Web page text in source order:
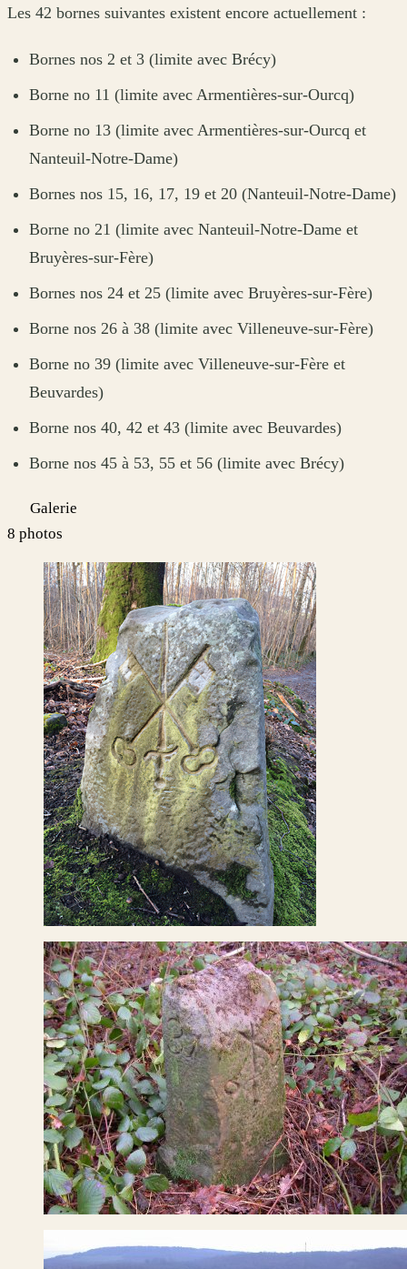
Les 42 bornes suivantes existent encore actuellement :
Bornes nos 2 et 3 (limite avec Brécy)
Borne no 11 (limite avec Armentières-sur-Ourcq)
Borne no 13 (limite avec Armentières-sur-Ourcq et
Nanteuil-Notre-Dame)
Bornes nos 15, 16, 17, 19 et 20 (Nanteuil-Notre-Dame)
Borne no 21 (limite avec Nanteuil-Notre-Dame et
Bruyères-sur-Fère)
Bornes nos 24 et 25 (limite avec Bruyères-sur-Fère)
Borne nos 26 à 38 (limite avec Villeneuve-sur-Fère)
Borne no 39 (limite avec Villeneuve-sur-Fère et
Beuvardes)
Borne nos 40, 42 et 43 (limite avec Beuvardes)
Borne nos 45 à 53, 55 et 56 (limite avec Brécy)
Galerie
8 photos